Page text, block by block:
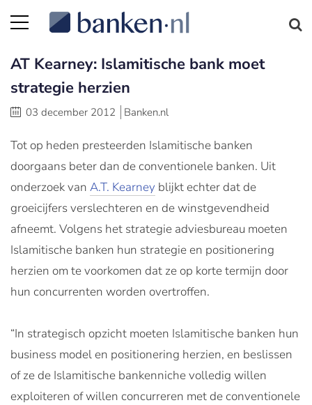
AT Kearney: Islamitische bank moet
strategie herzien
03 december 2012 Banken.nl
Tot op heden presteerden Islamitische banken
doorgaans beter dan de conventionele banken. Uit
onderzoek van A.T. Kearney blijkt echter dat de
groeicijfers verslechteren en de winstgevendheid
afneemt. Volgens het strategie adviesbureau moeten
Islamitische banken hun strategie en positionering
herzien om te voorkomen dat ze op korte termijn door
hun concurrenten worden overtroffen.
“In strategisch opzicht moeten Islamitische banken hun
business model en positionering herzien, en beslissen
of ze de Islamitische bankenniche volledig willen
exploiteren of willen concurreren met de conventionele